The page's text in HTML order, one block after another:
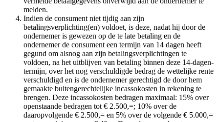
melden.
Indien de consument niet tijdig aan zijn
betalingsverplichting(en) voldoet, is deze, nadat hij door de
ondernemer is gewezen op de te late betaling en de
ondernemer de consument een termijn van 14 dagen heeft
gegund om alsnog aan zijn betalingsverplichtingen te
voldoen, na het uitblijven van betaling binnen deze 14-dagen-
termijn, over het nog verschuldigde bedrag de wettelijke rente
verschuldigd en is de ondernemer gerechtigd de door hem
gemaakte buitengerechtelijke incassokosten in rekening te
brengen. Deze incassokosten bedragen maximaal: 15% over
openstaande bedragen tot € 2.500,=; 10% over de
daaropvolgende € 2.500,= en 5% over de volgende € 5.000,=